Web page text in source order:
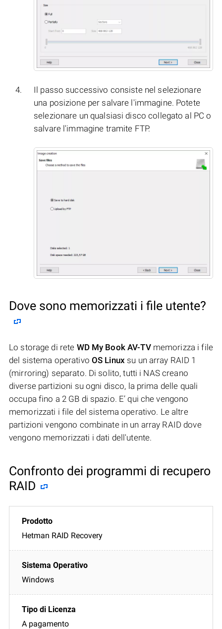
Il passo successivo consiste nel selezionare
una posizione per salvare l'immagine. Potete
selezionare un qualsiasi disco collegato al PC o
salvare l'immagine tramite FTP.
Dove sono memorizzati i file utente?
Lo storage di rete WD My Book AV-TVmemorizza i file
del sistema operativo OS Linux su un array RAID 1
(mirroring) separato. Di solito, tutti i NAS creano
diverse partizioni su ogni disco, la prima delle quali
occupa fino a 2 GB di spazio. E’ qui che vengono
memorizzati i file del sistema operativo. Le altre
partizioni vengono combinate in un array RAID dove
vengono memorizzati i dati dell'utente.
Confronto dei programmi di recupero
RAID
Hetman RAID Recovery
Windows
A pagamento